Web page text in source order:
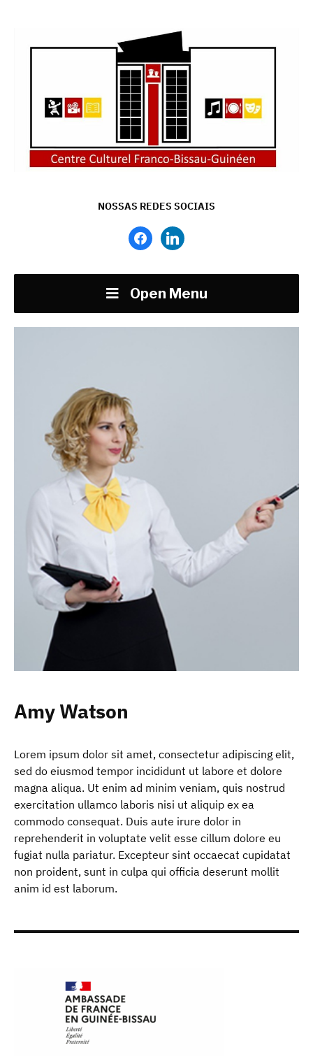
NOSSAS REDES SOCIAIS
facebooklinkedin
Open Menu
Amy Watson
Lorem ipsum dolor sit amet, consectetur adipiscing elit,
sed do eiusmod tempor incididunt ut labore et dolore
magna aliqua. Ut enim ad minim veniam, quis nostrud
exercitation ullamco laboris nisi ut aliquip ex ea
commodo consequat. Duis aute irure dolor in
reprehenderit in voluptate velit esse cillum dolore eu
fugiat nulla pariatur. Excepteur sint occaecat cupidatat
non proident, sunt in culpa qui officia deserunt mollit
anim id est laborum.